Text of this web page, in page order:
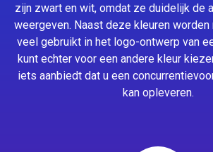
zijn zwart en wit, omdat ze duidelijk de
weergeven. Naast deze kleuren worden
veel gebruikt in het logo-ontwerp van
kunt echter voor een andere kleur
iets aanbiedt dat u een
kan opleveren.